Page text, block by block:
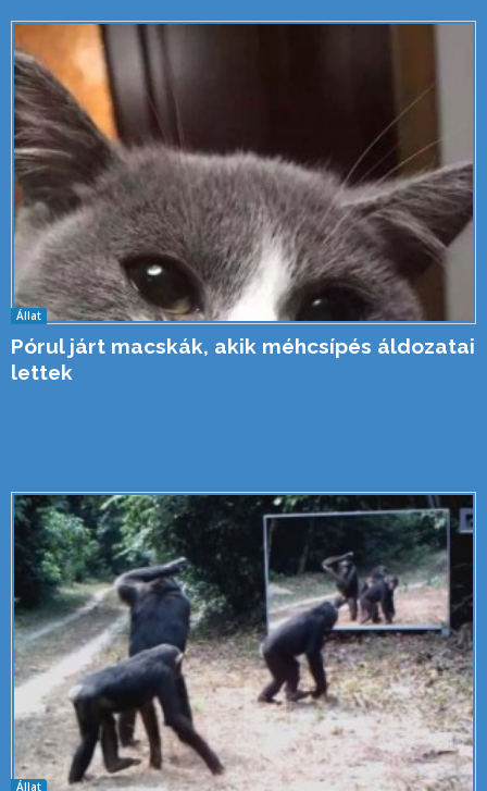
Állat
Pórul járt macskák, akik méhcsípés áldozatai
lettek
Állat